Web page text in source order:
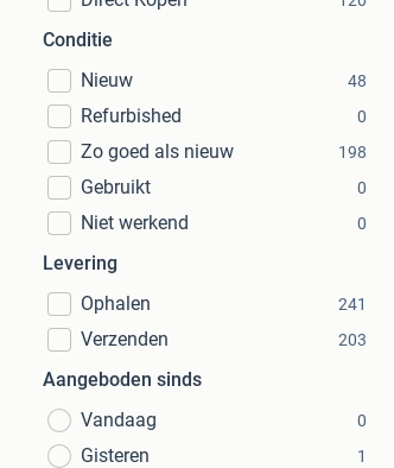
Conditie
Nieuw
48
Refurbished 0
Zo goed als nieuw 198
Gebruikt 0
Niet werkend 0
Levering
Ophalen
241
Verzenden 203
Aangeboden sinds
Vandaag
0
Gisteren 1